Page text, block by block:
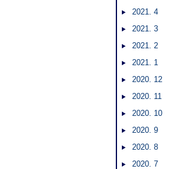
2021. 4
2021. 3
2021. 2
2021. 1
2020. 12
2020. 11
2020. 10
2020. 9
2020. 8
2020. 7